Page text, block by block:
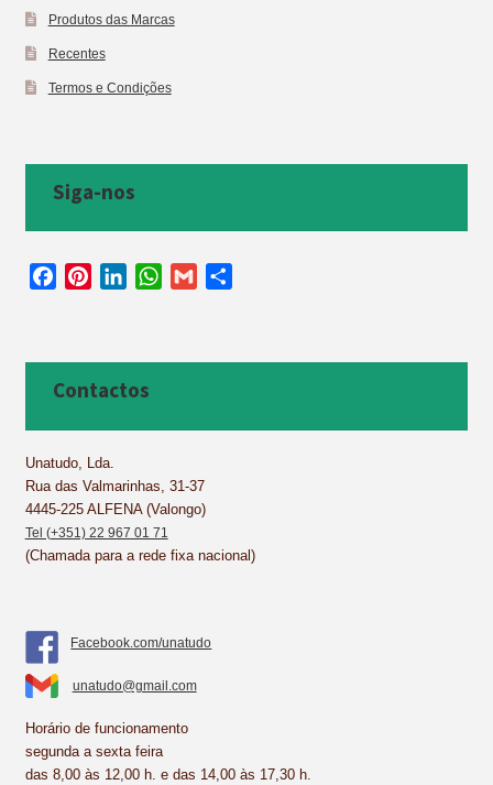
Produtos das Marcas
Recentes
Termos e Condições
Siga-nos
b
o
k
e
e
s
t
I
W
p
Contactos
Unatudo, Lda.
Rua das Valmarinhas, 31-37
4445-225 ALFENA (Valongo)
Tel (+351) 22 967 01 71
(Chamada para a rede fixa nacional)
Facebook.com/unatudo
unatudo@gmail.com
Horário de funcionamento
segunda a sexta feira
das 8,00 às 12,00 h. e das 14,00 às 17,30 h.